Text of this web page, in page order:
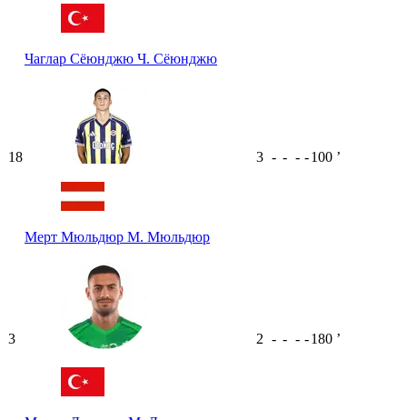
Чаглар Сёюнджю Ч. Сёюнджю
18
Мерт Мюльдюр М. Мюльдюр
3 - - - -100 ʼ
3 2 - - - -180 ʼ